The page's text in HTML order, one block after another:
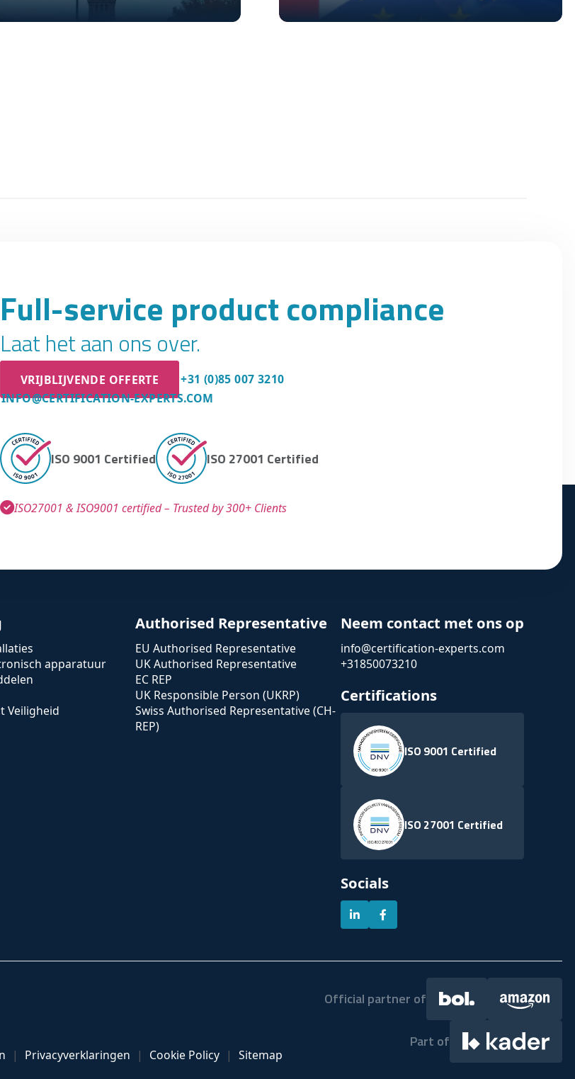
Full-service product compliance
Laat het aan ons over.
VRIJBLIJVENDE OFFERTE
+31 (0)85 007 3210
INFO@CERTIFICATION-EXPERTS.COM
ISO 9001 Certified ISO 27001 Certified
ISO27001 & ISO9001 certified – Trusted by 300+ Clients
apparatuur
Veiligheid
Authorised Representative
EU Authorised Representative
UK Authorised Representative
EC REP
UK Responsible Person (UKRP)
Swiss Authorised Representative (CH-
REP)
Neem contact met ons op
info@certification-experts.com
+31850073210
Certifications
ISO 9001 Certified
ISO 27001 Certified
Socials
Privacyverklaringen Cookie Policy Sitemap
Official partner of
Part of